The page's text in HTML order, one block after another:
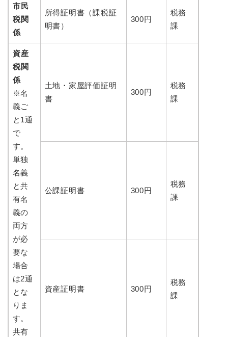
市民
税関
係
所得証明書（課税証
明書）
300円
税務
課
資産
税関
係
※名
義ご
と1通
で
す。
単独
名義
と共
有名
義の
両方
が必
要な
場合
は2通
とな
りま
す。
共有
土地・家屋評価証明
書
300円
税務
課
公課証明書 300円
税務
課
資産証明書 300円
税務
課